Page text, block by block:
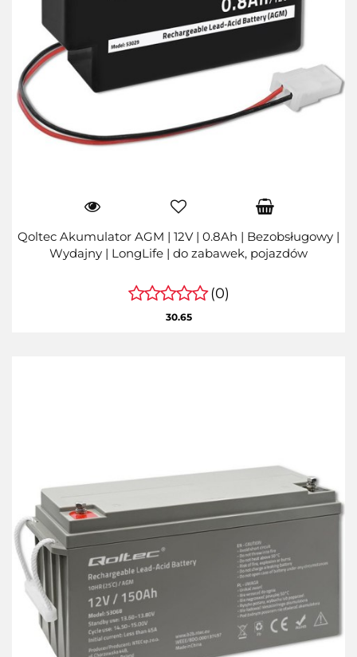
Qoltec Akumulator AGM | 12V | 0.8Ah | Bezobsługowy |
Wydajny | LongLife | do zabawek, pojazdów
(0)
30.65